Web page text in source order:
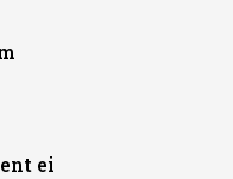
ei